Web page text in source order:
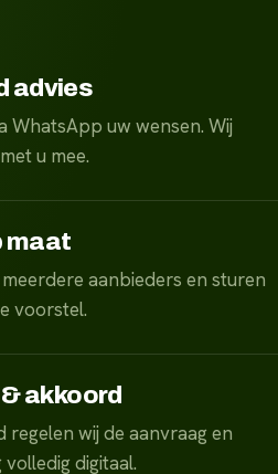
advies
WhatsApp uw wensen. Wij
u mee.
maat
aanbieders en sturen
voorstel.
akkoord
regelen wij de aanvraag en
digitaal.